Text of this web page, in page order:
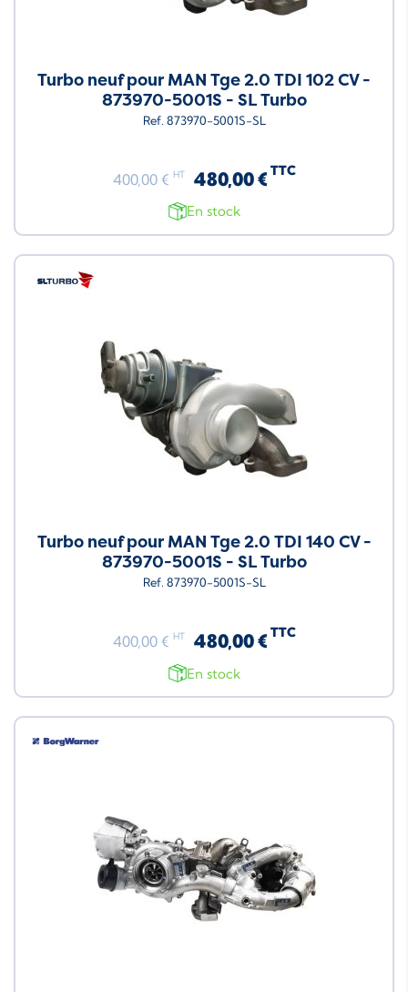
Turbo neuf pour MAN Tge 2.0 TDI 102 CV -
873970-5001S - SL Turbo
Ref. 873970-5001S-SL
400,00 € HT 480,00 € TTC
En stock
Turbo neuf pour MAN Tge 2.0 TDI 140 CV -
873970-5001S - SL Turbo
Ref. 873970-5001S-SL
400,00 € HT 480,00 € TTC
En stock